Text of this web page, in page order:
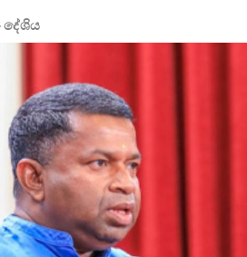
දේශිය